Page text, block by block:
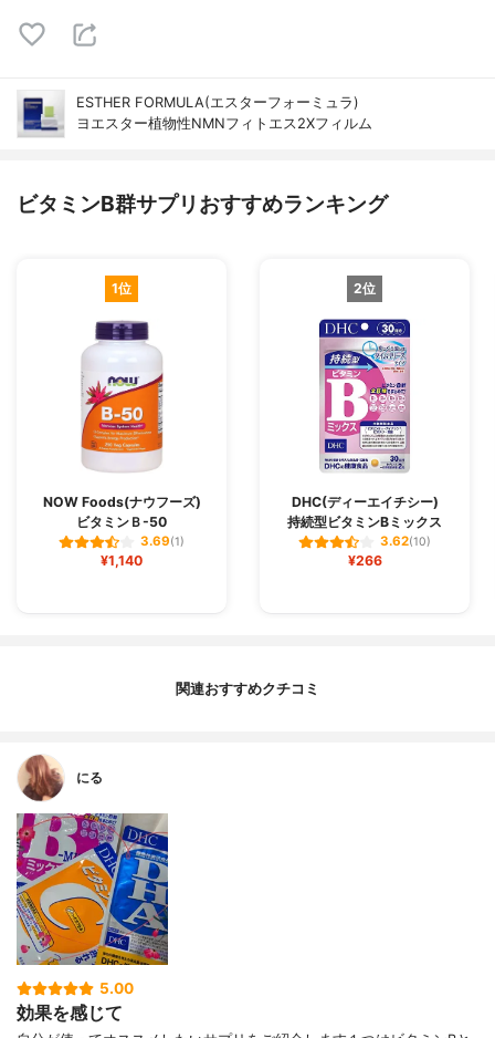
ESTHER FORMULA(エスターフォーミュラ)
ヨエスター植物性NMNフィトエス2Xフィルム
ビタミンB群サプリおすすめランキング
1位
NOW Foods(ナウフーズ)
ビタミンＢ-50
3.69(1)
¥1,140
2位
DHC(ディーエイチシー)
持続型ビタミンBミックス
3.62(10)
¥266
関連おすすめクチコミ
にる
5.00
効果を感じて